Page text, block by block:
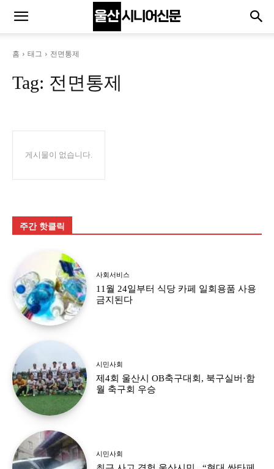
홈 태그 전면통제
Tag: 전면통제
게시물이 없습니다.
주간 핫클릭
사회서비스
11월 24일부터 식당 카페 일회용품 사용
금지된다
시민사회
제4회 울산시 OB축구대회, 북구실버·함
월 축구회 우승
시민사회